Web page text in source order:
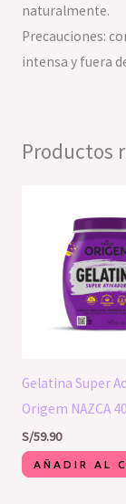
naturalmente.
Precauciones:
intensa y fuera
Productos
Gelatina Super
Origem NAZCA
S/59.90
AÑADIR AL